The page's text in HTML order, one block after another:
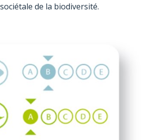
de la biodiversité.